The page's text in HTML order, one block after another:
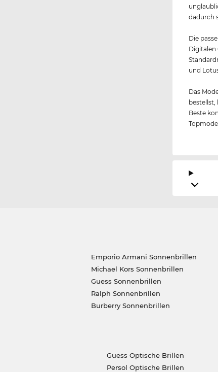
dadurch
Die
Digitalen
und
Das
bestellst,
Beste
Emporio Armani Sonnenbrillen
Michael Kors Sonnenbrillen
Guess Sonnenbrillen
Ralph Sonnenbrillen
Burberry Sonnenbrillen
Guess Optische Brillen
Persol Optische Brillen